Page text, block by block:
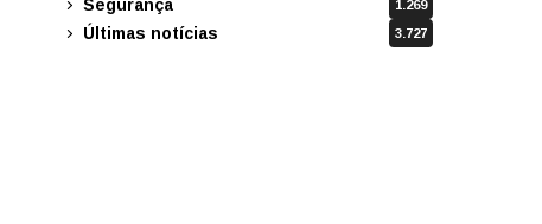
Segurança 1.269
Últimas notícias 3.727